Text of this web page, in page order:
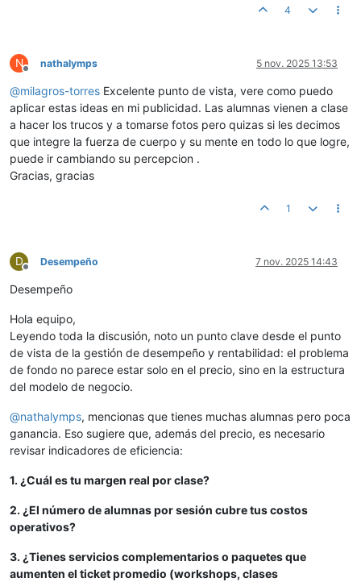
4
N
Desconectado
nathalymps 5 nov. 2025 13:53
@milagros-torres Excelente punto de vista, vere como puedo
aplicar estas ideas en mi publicidad. Las alumnas vienen a clase
a hacer los trucos y a tomarse fotos pero quizas si les decimos
que integre la fuerza de cuerpo y su mente en todo lo que logre,
puede ir cambiando su percepcion .
Gracias, gracias
1
D
Desconectado
Desempeño 7 nov. 2025 14:43
Desempeño
Hola equipo,
Leyendo toda la discusión, noto un punto clave desde el punto
de vista de la gestión de desempeño y rentabilidad: el problema
de fondo no parece estar solo en el precio, sino en la estructura
del modelo de negocio.
@nathalymps, mencionas que tienes muchas alumnas pero poca
ganancia. Eso sugiere que, además del precio, es necesario
revisar indicadores de eficiencia:
1. ¿Cuál es tu margen real por clase?
2. ¿El número de alumnas por sesión cubre tus costos
operativos?
3. ¿Tienes servicios complementarios o paquetes que
aumenten el ticket promedio (workshops, clases